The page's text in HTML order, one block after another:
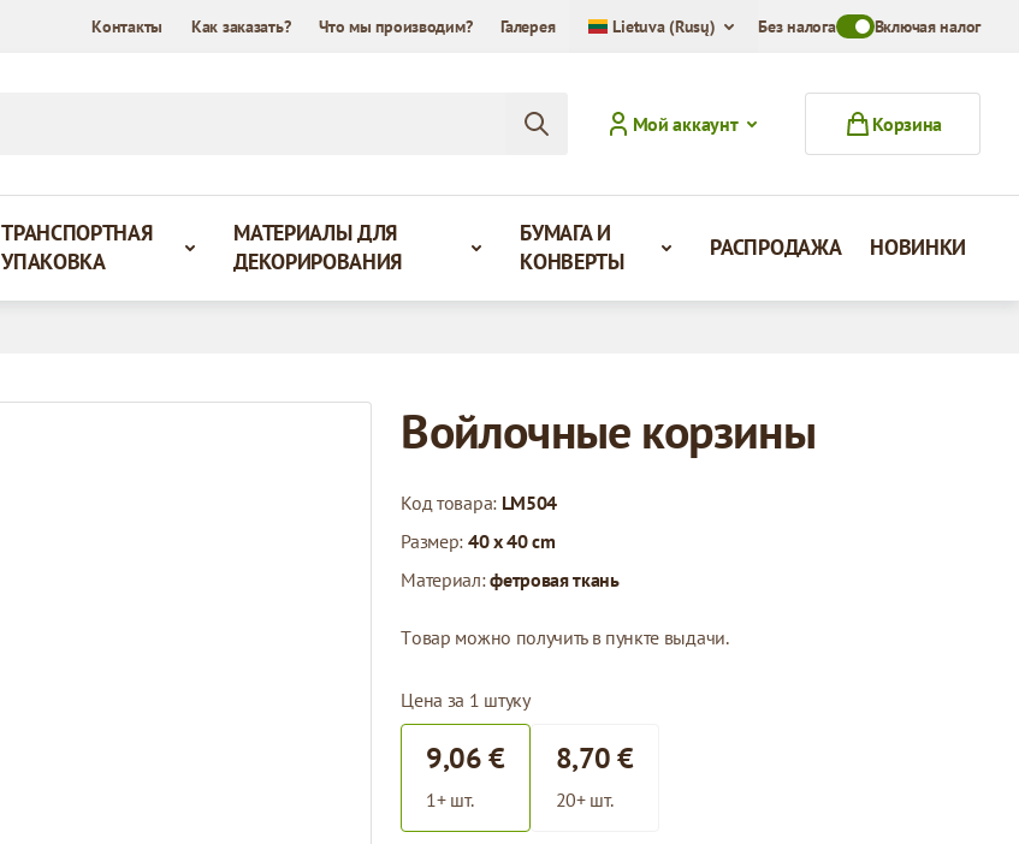
Контакты Как заказать? Что мы производим? Галерея Lietuva (Rusų) Без налогаToggle VAT Mode
Включая налог
Мой аккаунт Корзина
ТРАНСПОРТНАЯ
УПАКОВКА
МАТЕРИАЛЫ ДЛЯ
ДЕКОРИРОВАНИЯ
БУМАГА И
КОНВЕРТЫ
РАСПРОДАЖА НОВИНКИ
Войлочные корзины
Код товара: LM504
Размер: 40 x 40 cm
Материал:фетровая ткань
Tовар можно получить в пункте выдачи.
Цена за 1 штуку
9,06 €
1+ шт.
8,70 €
20+ шт.